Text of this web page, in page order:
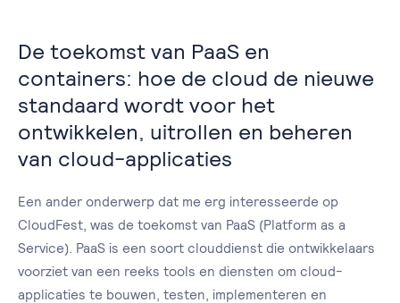
De toekomst van PaaS en
containers: hoe de cloud de nieuwe
standaard wordt voor het
ontwikkelen, uitrollen en beheren
van cloud-applicaties
Een ander onderwerp dat me erg interesseerde op
CloudFest, was de toekomst van PaaS (Platform as a
Service). PaaS is een soort clouddienst die ontwikkelaars
voorziet van een reeks tools en diensten om cloud-
applicaties te bouwen, testen, implementeren en